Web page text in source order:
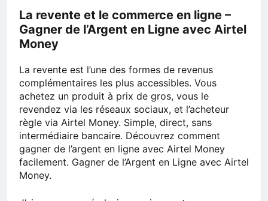
La revente et le commerce en ligne –
Gagner de l’Argent en Ligne avec Airtel
Money
La revente est l’une des formes de revenus
complémentaires les plus accessibles. Vous
achetez un produit à prix de gros, vous le
revendez via les réseaux sociaux, et l’acheteur
règle via Airtel Money. Simple, direct, sans
intermédiaire bancaire. Découvrez comment
gagner de l’argent en ligne avec Airtel Money
facilement. Gagner de l’Argent en Ligne avec Airtel
Money.